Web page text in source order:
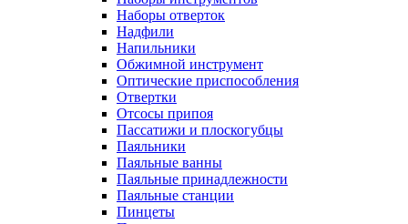
Наборы отверток
Надфили
Напильники
Обжимной инструмент
Оптические приспособления
Отвертки
Отсосы припоя
Пассатижи и плоскогубцы
Паяльники
Паяльные ванны
Паяльные принадлежности
Паяльные станции
Пинцеты